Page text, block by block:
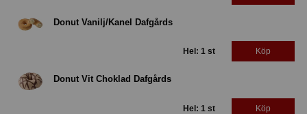
Donut Vanilj/Kanel Dafgårds
Hel: 1 st Köp
Donut Vit Choklad Dafgårds
Hel: 1 st Köp